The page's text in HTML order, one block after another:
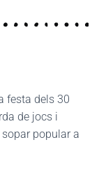
festa dels 30
de jocs i
popular a